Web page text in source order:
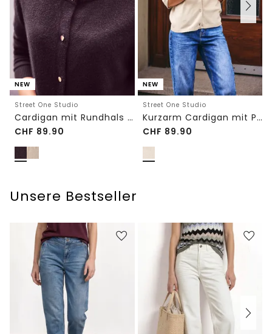
NEW
Street One Studio
Cardigan mit Rundhals und Knöpfen
CHF 89.90
NEW
Street One Studio
Kurzarm Cardigan mit Polokragen
CHF 89.90
Unsere Bestseller